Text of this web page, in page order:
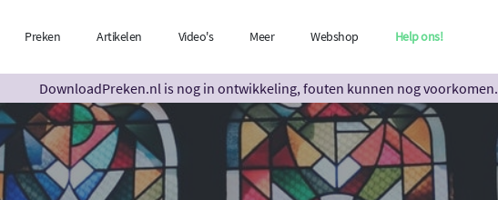
Preken Artikelen Video's Meer Webshop Help ons!
DownloadPreken.nl is nog in ontwikkeling, fouten kunnen nog voorkomen.